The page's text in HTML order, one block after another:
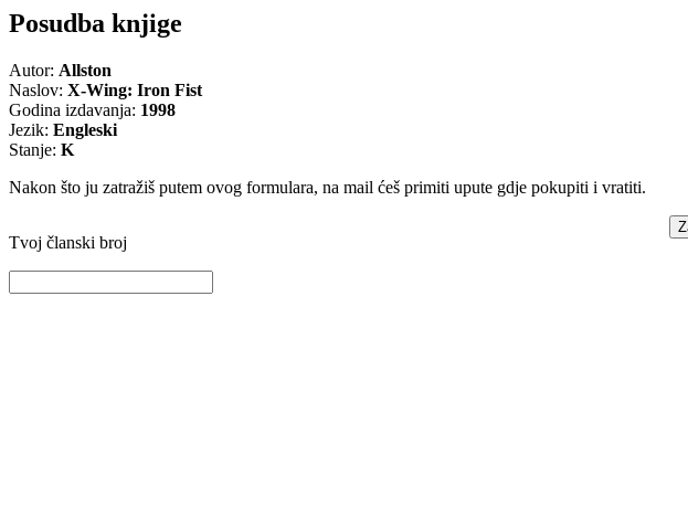
Posudba knjige
Autor: Allston
Naslov: X-Wing: Iron Fist
Godina izdavanja: 1998
Jezik: Engleski
Stanje: K
Nakon što ju zatražiš putem ovog formulara, na mail ćeš primiti upute gdje pokupiti i vratiti.
Tvoj članski broj